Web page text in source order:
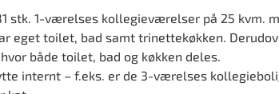
stk. 1-værelses kollegieværelser på 25 kvm.
eget toilet, bad samt trinettekøkken.
både toilet, bad og køkken deles.
internt – f.eks. er de 3-værelses